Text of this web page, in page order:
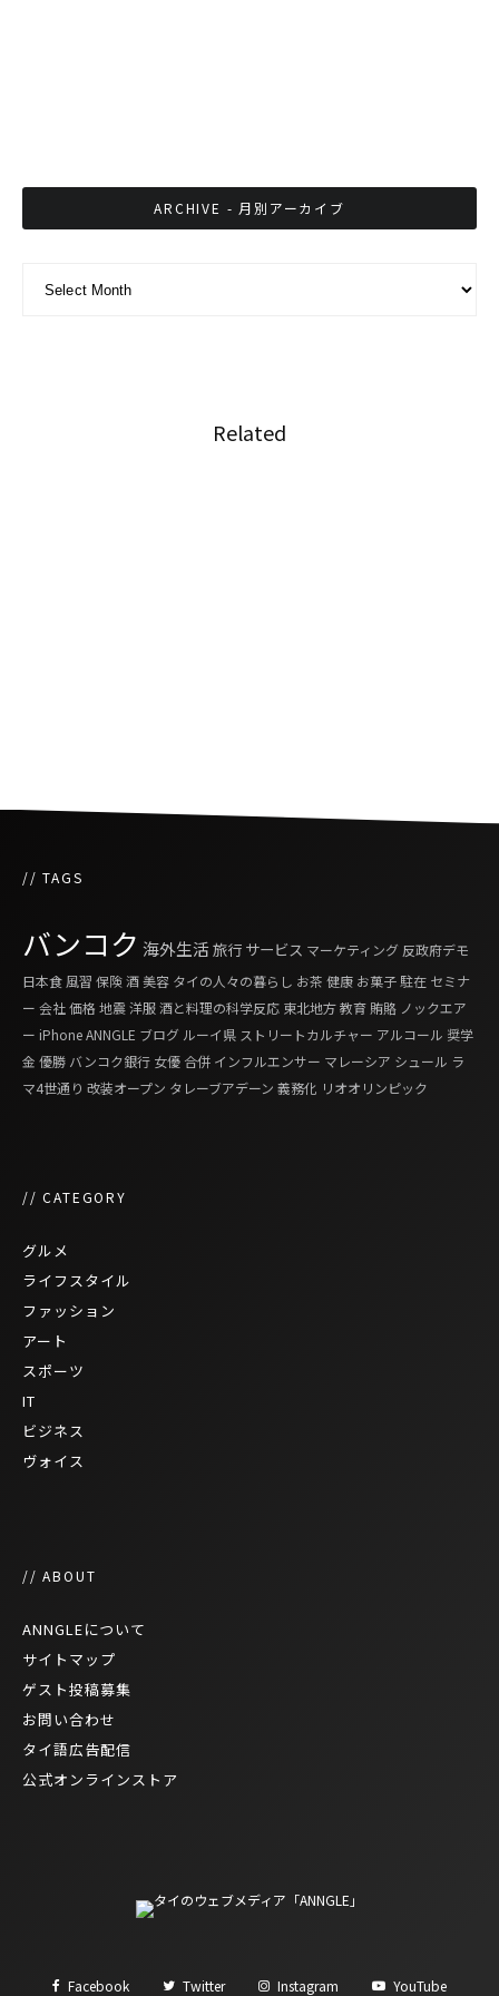
ARCHIVE - 月別アーカイブ
Related
// TAGS
バンコク 海外生活 旅行 サービス マーケティング 反政府デモ
日本食 風習 保険酒美容 タイの人々の暮らし お茶 健康 お菓子 駐在 セミナ
ー 会社価格 地震洋服酒と料理の科学反応 東北地方教育 賄賂 ノックエア
ー iPhoneANNGLE ブログ ルーイ県 ストリートカルチャー アルコール 奨学
金 優勝 バンコク銀行 女優 合併 インフルエンサー マレーシア シュール ラ
マ4世通り 改装オープン タレーブアデーン 義務化 リオオリンピック
// CATEGORY
グルメ
ライフスタイル
ファッション
アート
スポーツ
IT
ビジネス
ヴォイス
// ABOUT
ANNGLEについて
サイトマップ
ゲスト投稿募集
お問い合わせ
タイ語広告配信
公式オンラインストア
Facebook Twitter Instagram YouTube